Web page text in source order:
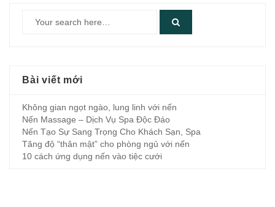
Bài viết mới
Không gian ngọt ngào, lung linh với nến
Nến Massage – Dịch Vụ Spa Độc Đáo
Nến Tạo Sự Sang Trọng Cho Khách Sạn, Spa
Tăng độ “thân mật” cho phòng ngủ với nến
10 cách ứng dụng nến vào tiệc cưới